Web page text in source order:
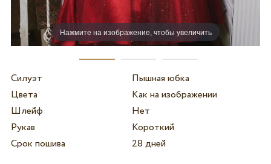
Нажмите на изображение, чтобы увеличить
Силуэт
Пышная юбка
Цвета
Как на изображении
Шлейф
Нет
Рукав
Короткий
Срок пошива
28 дней